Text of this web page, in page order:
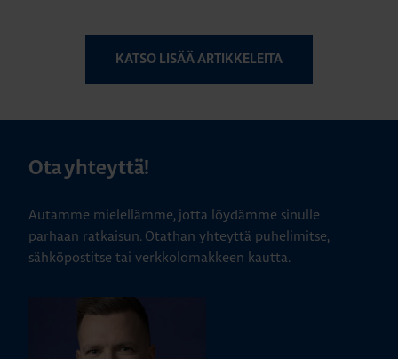
KATSO LISÄÄ ARTIKKELEITA
Ota yhteyttä!
Autamme mielellämme, jotta löydämme sinulle
parhaan ratkaisun. Otathan yhteyttä puhelimitse,
sähköpostitse tai verkkolomakkeen kautta.